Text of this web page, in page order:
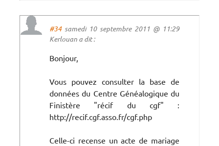
#34samedi 10 septembre 2011 @ 11:29
Kerlouan a dit :
Bonjour,
Vous pouvez consulter la base de
données du Centre Généalogique du
Finistère "récif du cgf" :
http://recif.cgf.asso.fr/cgf.php
Celle-ci recense un acte de mariage